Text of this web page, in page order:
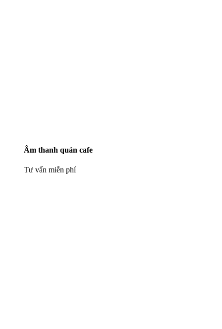
Âm thanh quán cafe
Tư vấn miễn phí